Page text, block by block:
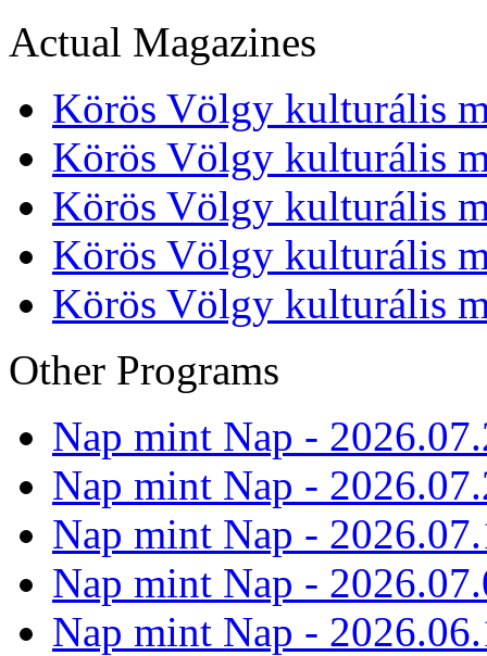
Actual Magazines
Körös Völgy kulturális
Körös Völgy kulturális
Körös Völgy kulturális
Körös Völgy kulturális
Körös Völgy kulturális
Other Programs
Nap mint Nap -
Nap mint Nap -
Nap mint Nap -
Nap mint Nap -
Nap mint Nap -